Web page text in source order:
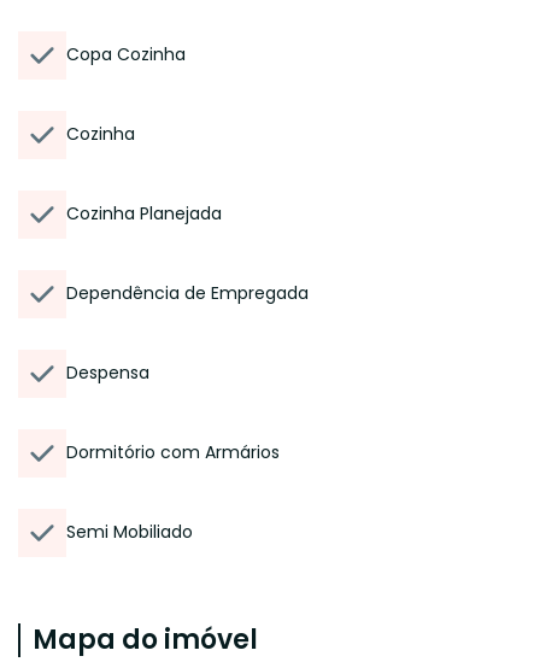
Copa Cozinha
Cozinha
Cozinha Planejada
Dependência de Empregada
Despensa
Dormitório com Armários
Semi Mobiliado
Mapa do imóvel